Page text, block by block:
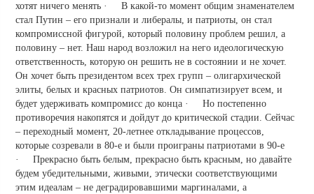
хотят ничего менять · В какой-то момент общим знаменателем
стал Путин – его признали и либералы, и патриоты, он стал
компромиссной фигурой, который половину проблем решил, а
половину – нет. Наш народ возложил на него идеологическую
ответственность, которую он решить не в состоянии и не хочет.
Он хочет быть президентом всех трех групп – олигархической
элиты, белых и красных патриотов. Он симпатизирует всем, и
будет удерживать компромисс до конца · Но постепенно
противоречия накопятся и дойдут до критической стадии. Сейчас
– переходный момент, 20-летнее откладывание процессов,
которые созревали в 80-е и были проиграны патриотами в 90-е
· Прекрасно быть белым, прекрасно быть красным, но давайте
будем убедительными, живыми, этически соответствующими
этим идеалам – не деградировавшими маргиналами, а